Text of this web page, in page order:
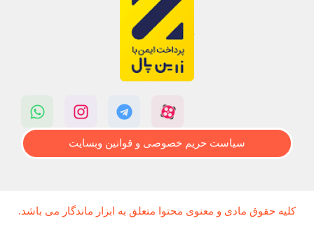
سیاست حریم خصوصی و قوانین وبسایت
کلیه حقوق مادی و معنوی محتوا متعلق به ابزار ماندگار می باشد.